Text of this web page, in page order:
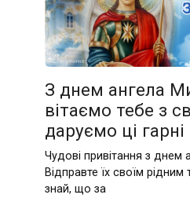
З днем ангела
вітаємо тебе з
даруємо ці
Чудові привітання з днем
Відправте їх своїм
знай, що за